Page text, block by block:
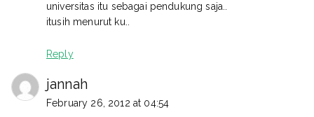
universitas itu sebagai pendukung saja..
itusih menurut ku..
Reply
jannah
February 26, 2012 at 04:54